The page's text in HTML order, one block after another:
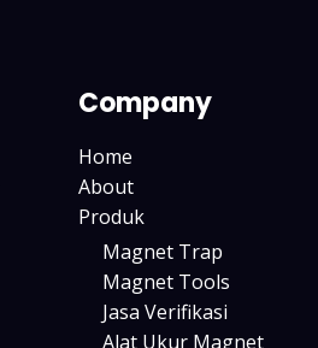
Company
Home
About
Produk
Magnet Trap
Magnet Tools
Jasa Verifikasi
Alat Ukur Magnet